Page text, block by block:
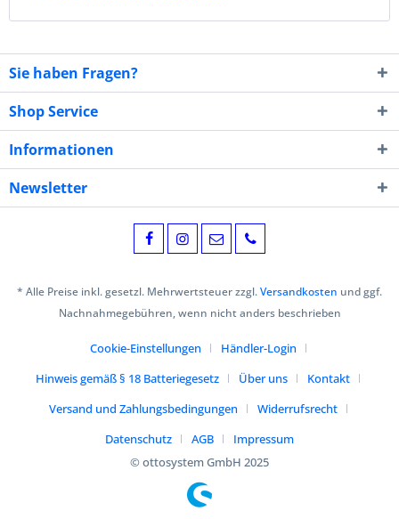
Sie haben Fragen?
Shop Service
Informationen
Newsletter
* Alle Preise inkl. gesetzl. Mehrwertsteuer zzgl.Versandkosten und ggf.
Nachnahmegebühren, wenn nicht anders beschrieben
Cookie-Einstellungen
Händler-Login
Hinweis gemäß § 18 Batteriegesetz
Über uns
Kontakt
Versand und Zahlungsbedingungen
Widerrufsrecht
Datenschutz
AGB
Impressum
© ottosystem GmbH 2025